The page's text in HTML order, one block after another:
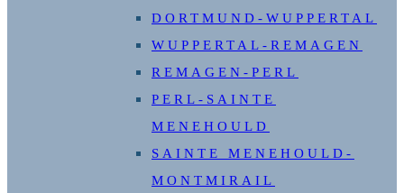
DORTMUND-WUPPERTAL
WUPPERTAL-REMAGEN
REMAGEN-PERL
PERL-SAINTE
MENEHOULD
SAINTE MENEHOULD-
MONTMIRAIL